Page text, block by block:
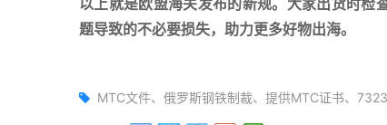
以上就是欧盟海关发布的新规。大家出货时检
题导致的不必要损失，助力更多好物出海。
MTC文件、俄罗斯钢铁制裁、提供MTC证书、